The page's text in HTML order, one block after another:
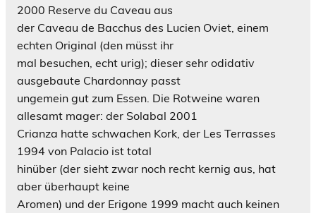
2000 Reserve du Caveau aus
der Caveau de Bacchus des Lucien Oviet, einem
echten Original (den müsst ihr
mal besuchen, echt urig); dieser sehr odidativ
ausgebaute Chardonnay passt
ungemein gut zum Essen. Die Rotweine waren
allesamt mager: der Solabal 2001
Crianza hatte schwachen Kork, der Les Terrasses
1994 von Palacio ist total
hinüber (der sieht zwar noch recht kernig aus, hat
aber überhaupt keine
Aromen) und der Erigone 1999 macht auch keinen